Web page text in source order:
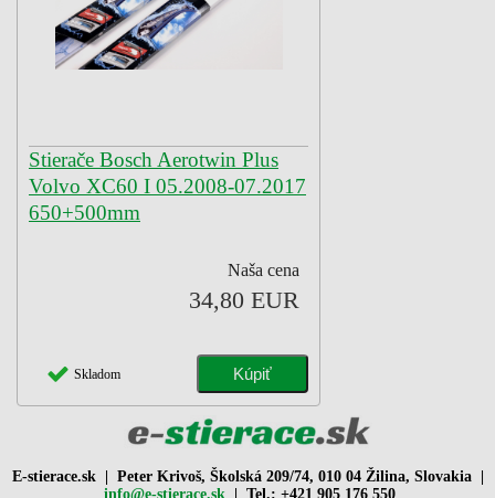
Stierače Bosch Aerotwin Plus
Volvo XC60 I 05.2008-07.2017
650+500mm
Naša cena
34,80 EUR
Skladom
E-stierace.sk | Peter Krivoš, Školská 209/74, 010 04 Žilina, Slovakia |
info@e-stierace.sk | Tel.: +421 905 176 550